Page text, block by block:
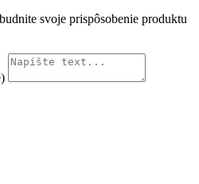
svoje prispôsobenie produktu